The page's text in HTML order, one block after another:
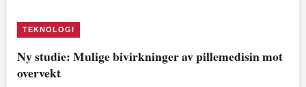
TEKNOLOGI
Ny studie: Mulige bivirkninger av pillemedisin mot
overvekt